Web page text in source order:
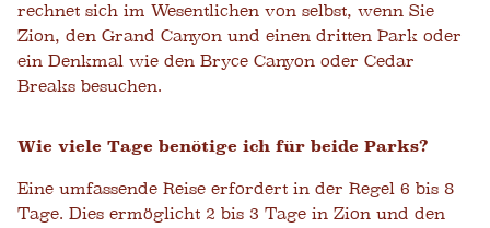
rechnet sich im Wesentlichen von selbst, wenn Sie
Zion, den Grand Canyon und einen dritten Park oder
ein Denkmal wie den Bryce Canyon oder Cedar
Breaks besuchen.
Wie viele Tage benötige ich für beide Parks?
Eine umfassende Reise erfordert in der Regel 6 bis 8
Tage. Dies ermöglicht 2 bis 3 Tage in Zion und den